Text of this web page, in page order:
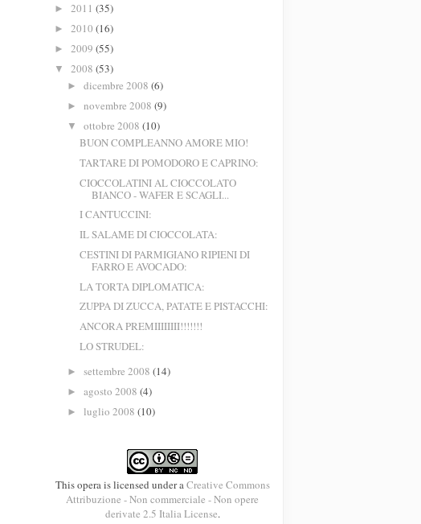
► 2011 (35)
► 2010 (16)
► 2009 (55)
▼ 2008 (53)
► dicembre 2008 (6)
► novembre 2008 (9)
▼ ottobre 2008 (10)
BUON COMPLEANNO AMORE MIO!
TARTARE DI POMODORO E CAPRINO:
CIOCCOLATINI AL CIOCCOLATO
BIANCO - WAFER E SCAGLI...
I CANTUCCINI:
IL SALAME DI CIOCCOLATA:
CESTINI DI PARMIGIANO RIPIENI DI
FARRO E AVOCADO:
LA TORTA DIPLOMATICA:
ZUPPA DI ZUCCA, PATATE E PISTACCHI:
ANCORA PREMIIIIIIII!!!!!!!
LO STRUDEL:
► settembre 2008 (14)
► agosto 2008 (4)
► luglio 2008 (10)
This opera is licensed under aCreative Commons
Attribuzione - Non commerciale - Non opere
derivate 2.5 Italia License.